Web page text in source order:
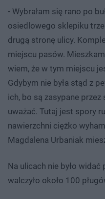
- Wybrałam się rano po
osiedlowego sklepiku
drugą stronę ulicy.
miejscu pasów.
wiem, że w tym miejscu
Gdybym nie była stąd z
ich, bo są zasypane przez
uważać. Tutaj jest spory
nawierzchni ciężko
Magdalena Urbaniak
Na ulicach nie było
walczyło około 100